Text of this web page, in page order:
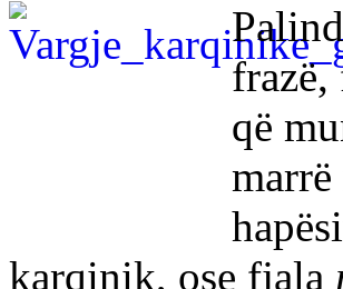
frazë,
që
karqinik, ose fjala